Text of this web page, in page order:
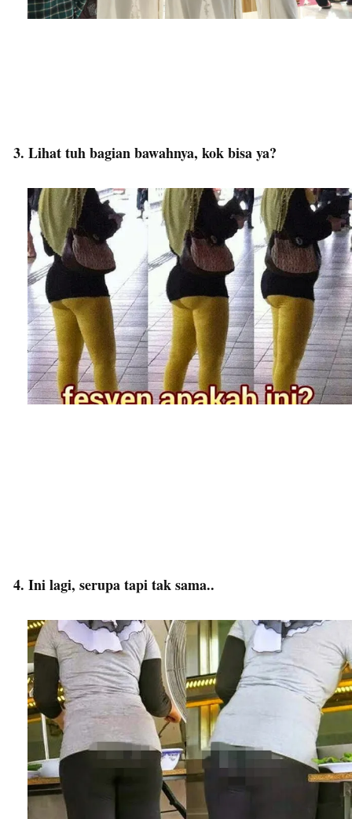
3. Lihat tuh bagian bawahnya, kok bisa ya?
4. Ini lagi, serupa tapi tak sama..